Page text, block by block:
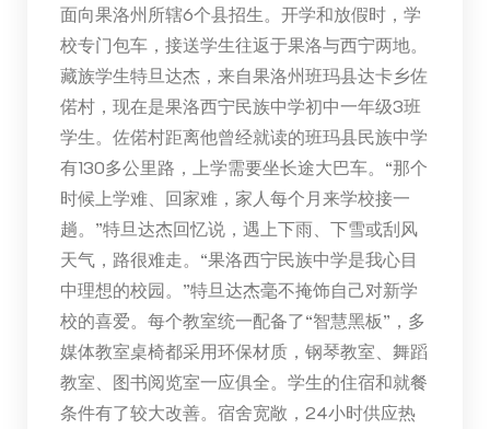
面向果洛州所辖6个县招生。开学和放假时，学
校专门包车，接送学生往返于果洛与西宁两地。
藏族学生特旦达杰，来自果洛州班玛县达卡乡佐
偌村，现在是果洛西宁民族中学初中一年级3班
学生。佐偌村距离他曾经就读的班玛县民族中学
有130多公里路，上学需要坐长途大巴车。“那个
时候上学难、回家难，家人每个月来学校接一
趟。”特旦达杰回忆说，遇上下雨、下雪或刮风
天气，路很难走。“果洛西宁民族中学是我心目
中理想的校园。”特旦达杰毫不掩饰自己对新学
校的喜爱。每个教室统一配备了“智慧黑板”，多
媒体教室桌椅都采用环保材质，钢琴教室、舞蹈
教室、图书阅览室一应俱全。学生的住宿和就餐
条件有了较大改善。宿舍宽敞，24小时供应热